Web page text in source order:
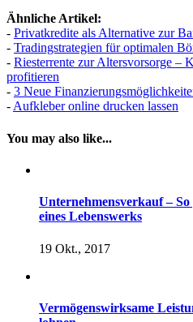
Ähnliche Artikel:
- Privatkredite als Alternative zur
- Tradingstrategien für optimalen
- Riesterrente zur Altersvorsorge –
profitieren
- 3 Neue
-Aufkleber online drucken lassen
You may also like...
Unternehmensverkauf –
eines Lebenswerks
19 Okt., 2017
Vermögenswirksame